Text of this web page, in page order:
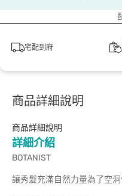
宅配到府
商品詳細說明
商品詳細說明
詳細介紹
BOTANIST
讓秀髮充滿自然力量為了空